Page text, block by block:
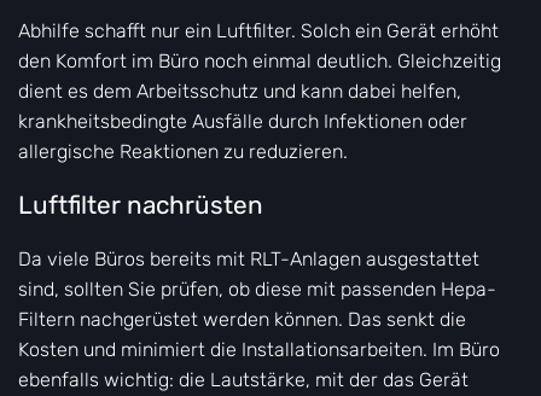
Abhilfe schafft nur ein Luftfilter. Solch ein Gerät erhöht
den Komfort im Büro noch einmal deutlich. Gleichzeitig
dient es dem Arbeitsschutz und kann dabei helfen,
krankheitsbedingte Ausfälle durch Infektionen oder
allergische Reaktionen zu reduzieren.
Luftfilter nachrüsten
Da viele Büros bereits mit RLT-Anlagen ausgestattet
sind, sollten Sie prüfen, ob diese mit passenden Hepa-
Filtern nachgerüstet werden können. Das senkt die
Kosten und minimiert die Installationsarbeiten. Im Büro
ebenfalls wichtig: die Lautstärke, mit der das Gerät